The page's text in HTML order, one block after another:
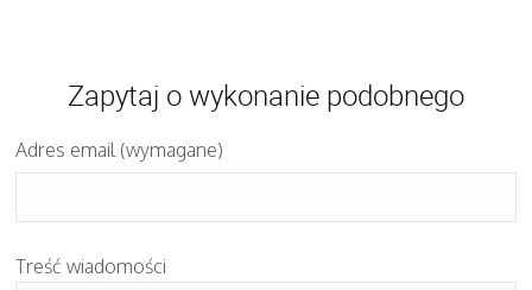
Zapytaj o wykonanie podobnego
Adres email (wymagane)
Treść wiadomości